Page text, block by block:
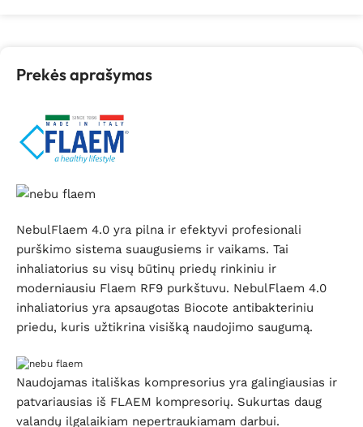
Prekės aprašymas
NebulFlaem 4.0 yra pilna ir efektyvi profesionali
purškimo sistema suaugusiems ir vaikams. Tai
inhaliatorius su visų būtinų priedų rinkiniu ir
moderniausiu Flaem RF9 purkštuvu. NebulFlaem 4.0
inhaliatorius yra apsaugotas Biocote antibakteriniu
priedu, kuris užtikrina visišką naudojimo saugumą.
Naudojamas itališkas kompresorius yra galingiausias ir
patvariausias iš FLAEM kompresorių. Sukurtas daug
valandų ilgalaikiam nepertraukiamam darbui.